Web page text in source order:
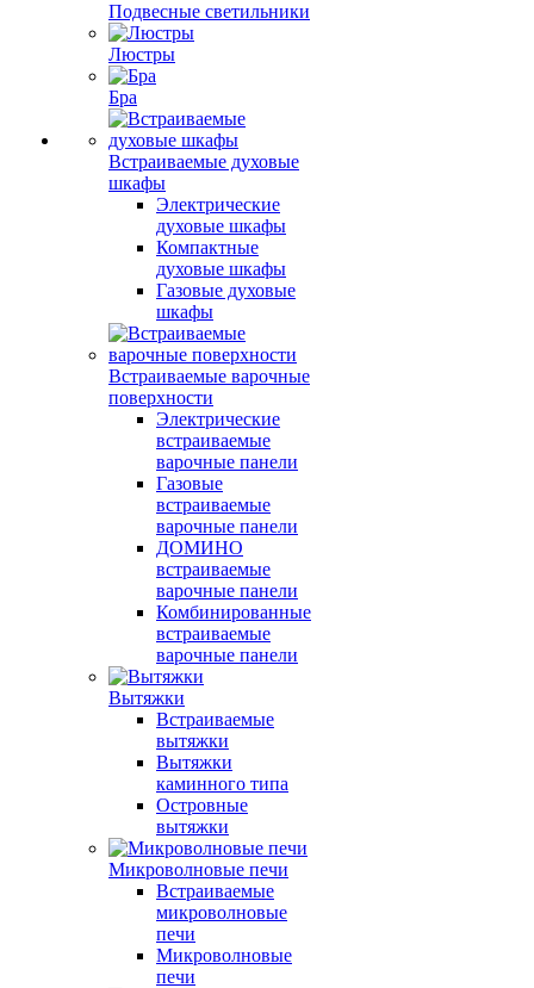
Подвесные светильники
Люстры
Бра
Встраиваемые духовые
шкафы
Электрические
духовые шкафы
Компактные
духовые шкафы
Газовые духовые
шкафы
Встраиваемые варочные
поверхности
Электрические
встраиваемые
варочные панели
Газовые
встраиваемые
варочные панели
ДОМИНО
встраиваемые
варочные панели
Комбинированные
встраиваемые
варочные панели
Вытяжки
Встраиваемые
вытяжки
Вытяжки
каминного типа
Островные
вытяжки
Микроволновые печи
Встраиваемые
микроволновые
печи
Микроволновые
печи